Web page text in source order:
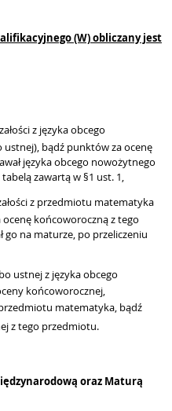
(W) obliczany jest
z języka obcego
ustnej), bądź punktów za ocenę
języka obcego nowożytnego
zawartą w §1 ust. 1,
z przedmiotu matematyka
ocenę końcoworoczną z tego
go na maturze, po przeliczeniu
ustnej z języka obcego
końcoworocznej,
matematyka, bądź
z tego przedmiotu.
oraz Maturą